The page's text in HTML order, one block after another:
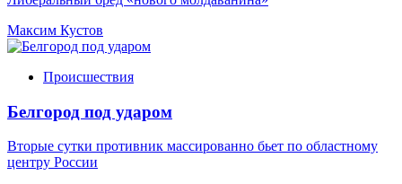
Максим Кустов
Происшествия
Белгород под ударом
Вторые сутки противник массированно бьет по областному
центру России